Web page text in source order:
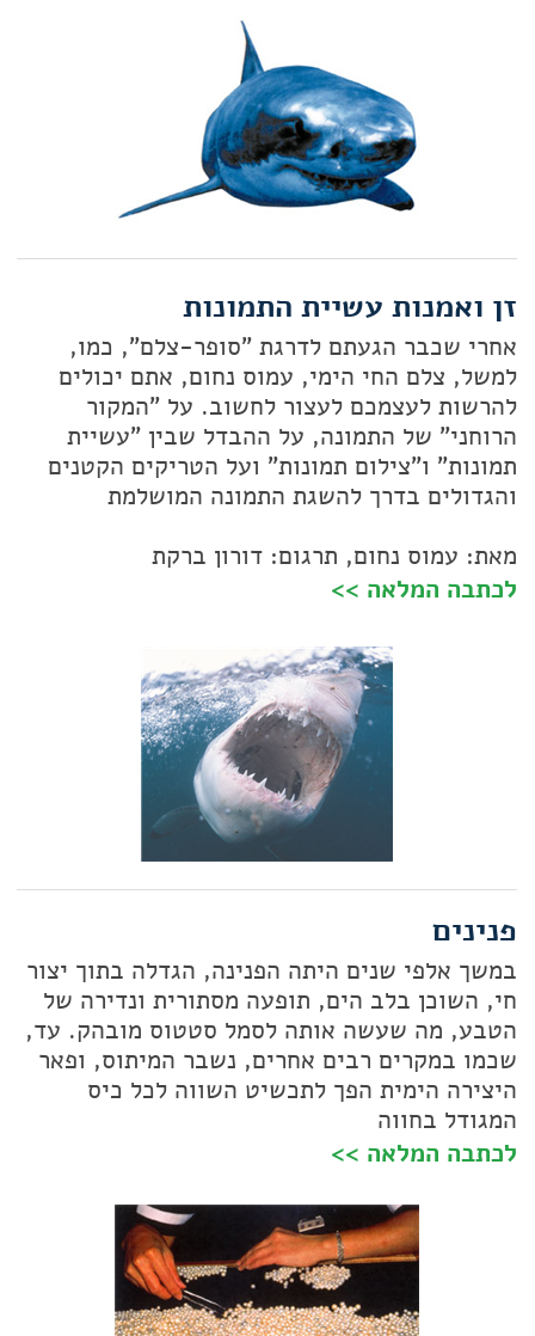
זן ואמנות עשיית התמונות
אחרי שכבר הגעתם לדרגת "סופר-צלם", כמו,
למשל, צלם החי הימי, עמוס נחום, אתם יכולים
להרשות לעצמכם לעצור לחשוב. על "המקור
הרוחני" של התמונה, על ההבדל שבין "עשיית
תמונות" ו"צילום תמונות" ועל הטריקים הקטנים
והגדולים בדרך להשגת התמונה המושלמת
מאת: עמוס נחום, תרגום: דורון ברקת
לכתבה המלאה >>
פנינים
במשך אלפי שנים היתה הפנינה, הגדלה בתוך יצור
חי, השוכן בלב הים, תופעה מסתורית ונדירה של
הטבע, מה שעשה אותה לסמל סטטוס מובהק. עד,
שכמו במקרים רבים אחרים, נשבר המיתוס, ופאר
היצירה הימית הפך לתכשיט השווה לכל כיס
המגודל בחווה
לכתבה המלאה >>